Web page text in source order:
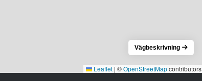
Leaflet | ©OpenStreetMapcontributors
Vägbeskrivning